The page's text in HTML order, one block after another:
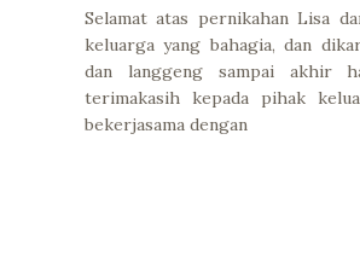
Selamat atas pernikahan Lisa
keluarga yang bahagia, dan
dan langgeng sampai akhir
terimakasih kepada pihak
bekerjasama dengan